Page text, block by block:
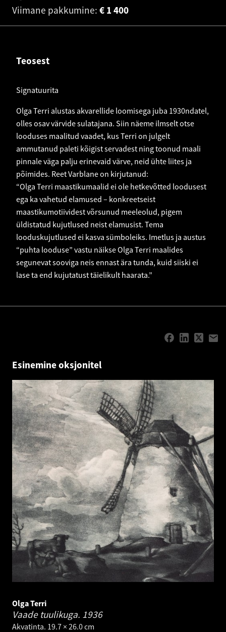
Viimane pakkumine: 1 400
€
Teosest
Signatuurita
Olga Terri alustas akvarellide loomisega juba 1930ndatel,
olles osav värvide sulatajana. Siin näeme ilmselt otse
looduses maalitud vaadet, kus Terri on julgelt
ammutanud paleti kõigist servadest ning toonud maali
pinnale väga palju erinevaid värve, neid ühte liites ja
põimides. Reet Varblane on kirjutanud:
“Olga Terri maastikumaalid ei ole hetkevõtted loodusest
ega ka vahetud elamused – konkreetseist
maastikumotiividest võrsunud meeleolud, pigem
üldistatud kujutlused neist elamusist. Tema
looduskujutlused ei kasva sümboleiks. Imetlus ja austus
“puhta looduse” vastu näikse Olga Terri maalides
segunevat sooviga neis ennast ära tunda, kuid siiski ei
lase ta end kujutatust täielikult haarata.”
Esinemine oksjonitel
Olga Terri
Vaade tuulikuga. 1936
Akvatinta. 19.7 × 26.0 cm